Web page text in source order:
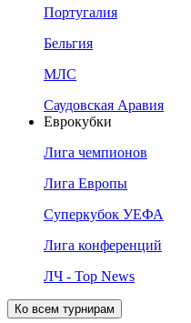
Португалия
Бельгия
МЛС
Саудовская Аравия
Еврокубки
Лига чемпионов
Лига Европы
Суперкубок УЕФА
Лига конференций
ЛЧ - Top News
Ко всем турнирам